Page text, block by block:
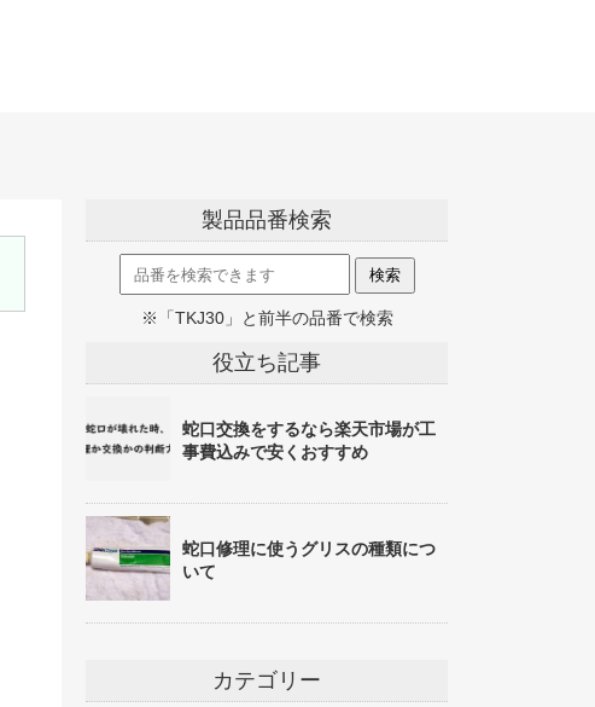
製品品番検索
※「TKJ30」と前半の品番で検索
役立ち記事
蛇口交換をするなら楽天市場が工
事費込みで安くおすすめ
蛇口修理に使うグリスの種類につ
いて
カテゴリー